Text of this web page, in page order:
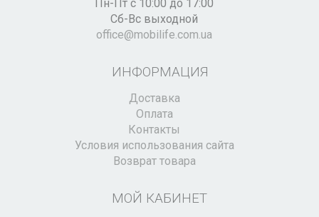
Пн-Пт с 10:00 до 17:00
Сб-Вс выходной
office@mobilife.com.ua
ИНФОРМАЦИЯ
Доставка
Оплата
Контакты
Условия использования сайта
Возврат товара
МОЙ КАБИНЕТ